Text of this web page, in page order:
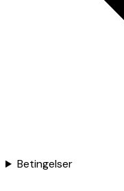
Betingelser